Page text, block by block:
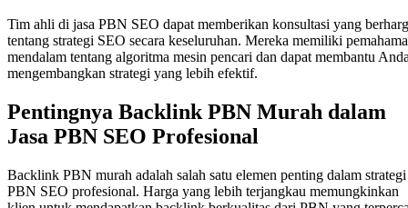
Tim ahli di jasa PBN SEO dapat memberikan konsultasi yang
tentang strategi SEO secara keseluruhan. Mereka memiliki
mendalam tentang algoritma mesin pencari dan dapat membantu
mengembangkan strategi yang lebih efektif.
Pentingnya Backlink PBN Murah dalam
Jasa PBN SEO Profesional
Backlink PBN murah adalah salah satu elemen penting dalam strategi
PBN SEO profesional. Harga yang lebih terjangkau memungkinkan